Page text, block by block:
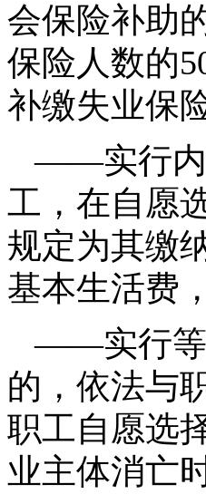
会保险补助
保险人数的
补缴失业保
——实行内
工，在自愿
规定为其缴
基本生活费
——实行等
的，依法与
职工自愿选
业主体消亡